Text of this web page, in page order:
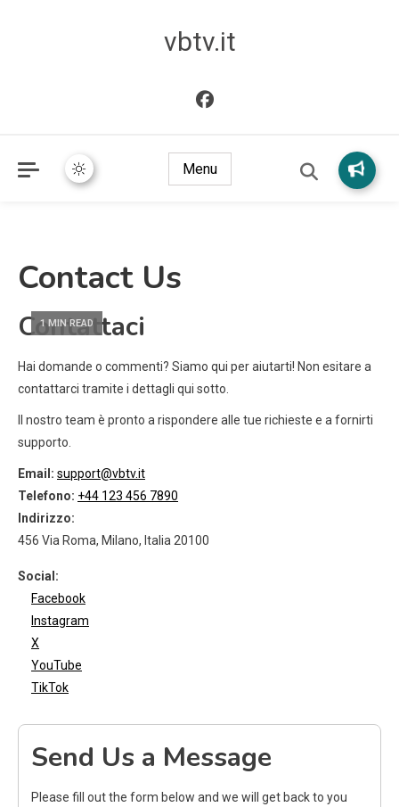
vbtv.it
Menu
Contact Us
1 MIN READ
Contattaci
Hai domande o commenti? Siamo qui per aiutarti! Non esitare a
contattarci tramite i dettagli qui sotto.
Il nostro team è pronto a rispondere alle tue richieste e a fornirti
supporto.
Email: support@vbtv.it
Telefono: +44 123 456 7890
Indirizzo:
456 Via Roma, Milano, Italia 20100
Social:
Facebook
Instagram
X
YouTube
TikTok
Send Us a Message
Please fill out the form below and we will get back to you